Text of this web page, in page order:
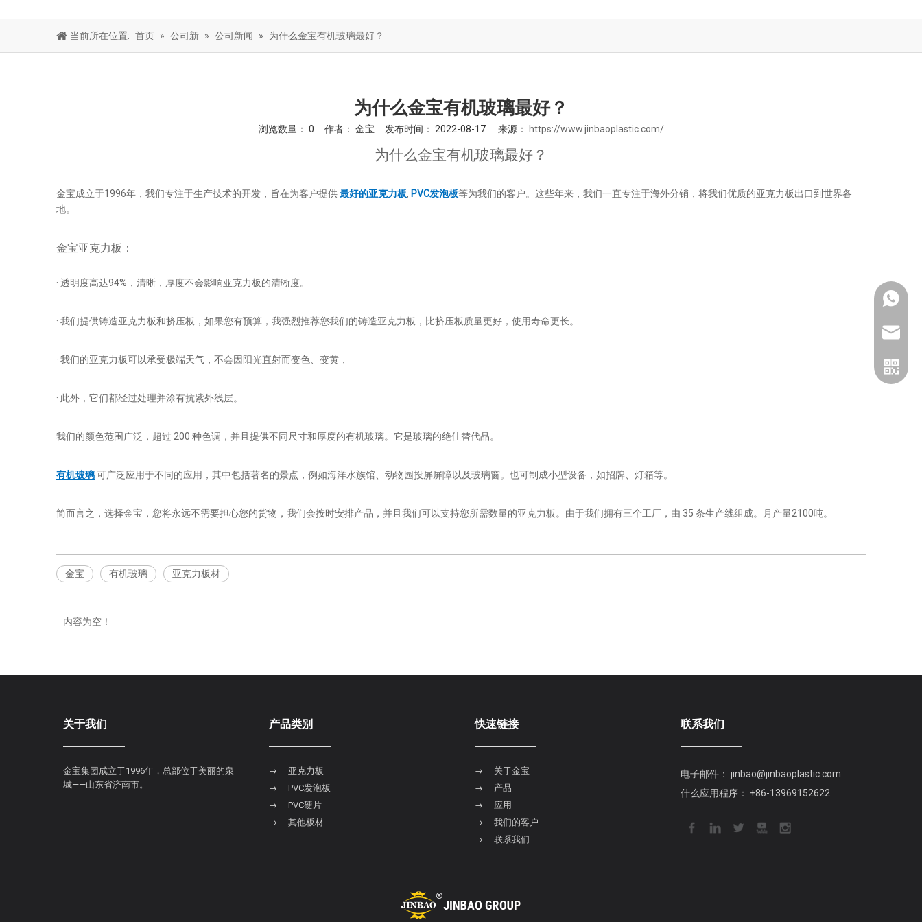
隔音板
当前所在位置: 首页 » 公司新 » 公司新闻 » 为什么金宝有机玻璃最好？
为什么金宝有机玻璃最好？
浏览数量： 0 作者： 金宝 发布时间： 2022-08-17 来源： https://www.jinbaoplastic.com/
为什么金宝有机玻璃最好？
金宝成立于1996年，我们专注于生产技术的开发，旨在为客户提供最好的亚克力板, PVC发泡板等为我们的客户。这些年来，我们一直专注于海外分销，将我们优质的亚克力板出口到世界各
地。
金宝亚克力板：
· 透明度高达94%，清晰，厚度不会影响亚克力板的清晰度。
· 我们提供铸造亚克力板和挤压板，如果您有预算，我强烈推荐您我们的铸造亚克力板，比挤压板质量更好，使用寿命更长。
· 我们的亚克力板可以承受极端天气，不会因阳光直射而变色、变黄，
· 此外，它们都经过处理并涂有抗紫外线层。
我们的颜色范围广泛，超过 200 种色调，并且提供不同尺寸和厚度的有机玻璃。它是玻璃的绝佳替代品。
有机玻璃可广泛应用于不同的应用，其中包括著名的景点，例如海洋水族馆、动物园投屏屏障以及玻璃窗。也可制成小型设备，如招牌、灯箱等。
简而言之，选择金宝，您将永远不需要担心您的货物，我们会按时安排产品，并且我们可以支持您所需数量的亚克力板。由于我们拥有三个工厂，由 35 条生产线组成。月产量2100吨。
金宝 有机玻璃 亚克力板材
内容为空！
关于我们
金宝集团成立于1996年，总部位于美丽的泉
城——山东省济南市。
产品类别
亚克力板
PVC发泡板
PVC硬片
其他板材
快速链接
关于金宝
产品
应用
我们的客户
联系我们
联系我们
电子邮件： jinbao@jinbaoplastic.com
什么应用程序： +86-13969152622